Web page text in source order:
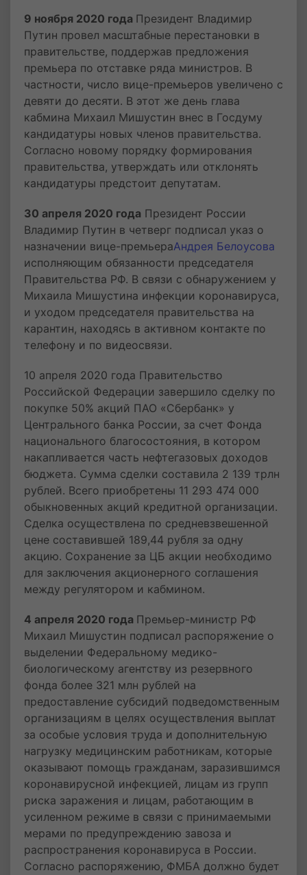
9 ноября 2020 года Президент Владимир
Путин провел масштабные перестановки в
правительстве, поддержав предложения
премьера по отставке ряда министров. В
частности, число вице-премьеров увеличено с
девяти до десяти. В этот же день глава
кабмина Михаил Мишустин внес в Госдуму
кандидатуры новых членов правительства.
Согласно новому порядку формирования
правительства, утверждать или отклонять
кандидатуры предстоит депутатам.
30 апреля 2020 года Президент России
Владимир Путин в четверг подписал указ о
назначении вице-премьераАндрея Белоусова
исполняющим обязанности председателя
Правительства РФ. В связи с обнаружением у
Михаила Мишустина инфекции коронавируса,
и уходом председателя правительства на
карантин, находясь в активном контакте по
телефону и по видеосвязи.
10 апреля 2020 года Правительство
Российской Федерации завершило сделку по
покупке 50% акций ПАО «Сбербанк» у
Центрального банка России, за счет Фонда
национального благосостояния, в котором
накапливается часть нефтегазовых доходов
бюджета. Сумма сделки составила 2 139 трлн
рублей. Всего приобретены 11 293 474 000
обыкновенных акций кредитной организации.
Сделка осуществлена по средневзвешенной
цене составившей 189,44 рубля за одну
акцию. Сохранение за ЦБ акции необходимо
для заключения акционерного соглашения
между регулятором и кабмином.
4 апреля 2020 года Премьер-министр РФ
Михаил Мишустин подписал распоряжение о
выделении Федеральному медико-
биологическому агентству из резервного
фонда более 321 млн рублей на
предоставление субсидий подведомственным
организациям в целях осуществления выплат
за особые условия труда и дополнительную
нагрузку медицинским работникам, которые
оказывают помощь гражданам, заразившимся
коронавирусной инфекцией, лицам из групп
риска заражения и лицам, работающим в
усиленном режиме в связи с принимаемыми
мерами по предупреждению завоза и
распространения коронавируса в России.
Согласно распоряжению, ФМБА должно будет